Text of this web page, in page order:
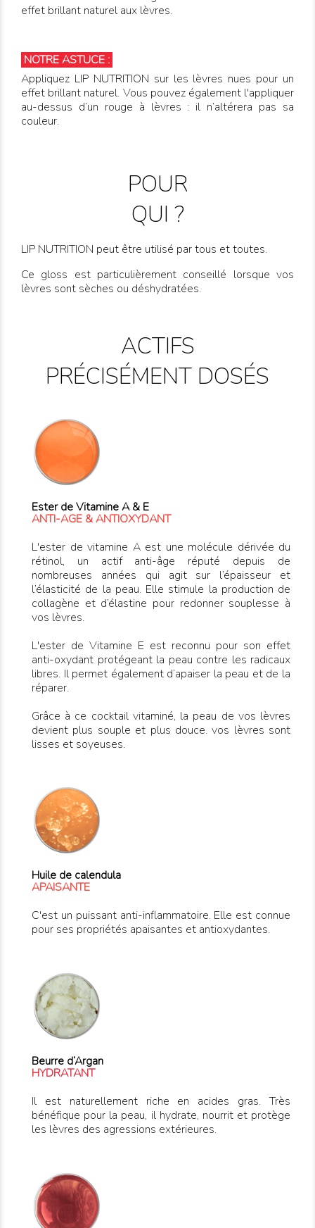
effet brillant naturel aux lèvres.
NOTRE ASTUCE :
Appliquez LIP NUTRITION sur les lèvres nues pour un
effet brillant naturel. Vous pouvez également l'appliquer
au-dessus d’un rouge à lèvres : il n’altérera pas sa
couleur.
POUR
QUI ?
LIP NUTRITION peut être utilisé par tous et toutes.
Ce gloss est particulièrement conseillé lorsque vos
lèvres sont sèches ou déshydratées.
ACTIFS
PRÉCISÉMENT DOSÉS
Ester de Vitamine A & E
ANTI-AGE & ANTIOXYDANT
L'ester de vitamine A est une molécule dérivée du
rétinol, un actif anti-âge réputé depuis de
nombreuses années qui agit sur l’épaisseur et
l’élasticité de la peau. Elle stimule la production de
collagène et d’élastine pour redonner souplesse à
vos lèvres.
L'ester de Vitamine E est reconnu pour son effet
anti-oxydant protégeant la peau contre les radicaux
libres. Il permet également d’apaiser la peau et de la
réparer.
Grâce à ce cocktail vitaminé, la peau de vos lèvres
devient plus souple et plus douce. vos lèvres sont
lisses et soyeuses.
Huile de calendula
APAISANTE
C'est un puissant anti-inflammatoire. Elle est connue
pour ses propriétés apaisantes et antioxydantes.
Beurre d’Argan
HYDRATANT
Il est naturellement riche en acides gras. Très
bénéfique pour la peau, il hydrate, nourrit et protège
les lèvres des agressions extérieures.